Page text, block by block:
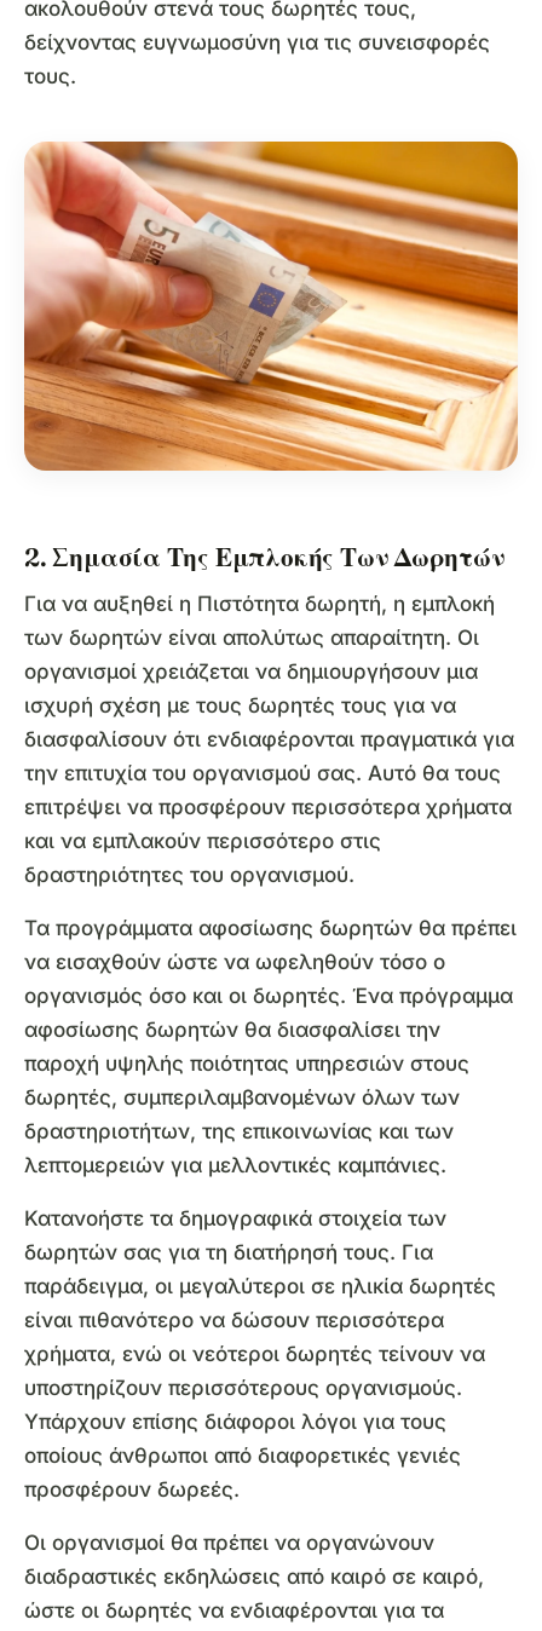
ακολουθούν στενά τους δωρητές τους,
δείχνοντας ευγνωμοσύνη για τις συνεισφορές
τους.
2. Σημασία Της Εμπλοκής Των Δωρητών
Για να αυξηθεί η Πιστότητα δωρητή, η εμπλοκή
των δωρητών είναι απολύτως απαραίτητη. Οι
οργανισμοί χρειάζεται να δημιουργήσουν μια
ισχυρή σχέση με τους δωρητές τους για να
διασφαλίσουν ότι ενδιαφέρονται πραγματικά για
την επιτυχία του οργανισμού σας. Αυτό θα τους
επιτρέψει να προσφέρουν περισσότερα χρήματα
και να εμπλακούν περισσότερο στις
δραστηριότητες του οργανισμού.
Τα προγράμματα αφοσίωσης δωρητών θα πρέπει
να εισαχθούν ώστε να ωφεληθούν τόσο ο
οργανισμός όσο και οι δωρητές. Ένα πρόγραμμα
αφοσίωσης δωρητών θα διασφαλίσει την
παροχή υψηλής ποιότητας υπηρεσιών στους
δωρητές, συμπεριλαμβανομένων όλων των
δραστηριοτήτων, της επικοινωνίας και των
λεπτομερειών για μελλοντικές καμπάνιες.
Κατανοήστε τα δημογραφικά στοιχεία των
δωρητών σας για τη διατήρησή τους. Για
παράδειγμα, οι μεγαλύτεροι σε ηλικία δωρητές
είναι πιθανότερο να δώσουν περισσότερα
χρήματα, ενώ οι νεότεροι δωρητές τείνουν να
υποστηρίζουν περισσότερους οργανισμούς.
Υπάρχουν επίσης διάφοροι λόγοι για τους
οποίους άνθρωποι από διαφορετικές γενιές
προσφέρουν δωρεές.
Οι οργανισμοί θα πρέπει να οργανώνουν
διαδραστικές εκδηλώσεις από καιρό σε καιρό,
ώστε οι δωρητές να ενδιαφέρονται για τα